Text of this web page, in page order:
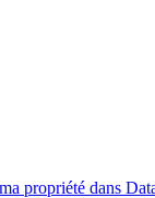
propriété dans